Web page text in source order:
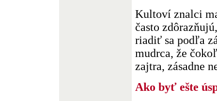
Kultoví znalci
často
riadiť sa podľa
mudrca, že
zajtra, zásadne
Ako byť ešte